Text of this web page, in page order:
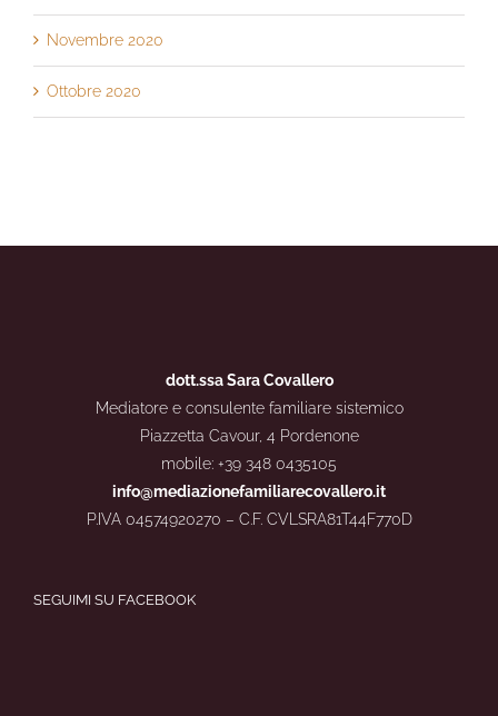
Novembre 2020
Ottobre 2020
dott.ssa Sara Covallero
Mediatore e consulente familiare sistemico
Piazzetta Cavour, 4 Pordenone
mobile: +39 348 0435105
info@mediazionefamiliarecovallero.it
P.IVA 04574920270 – C.F. CVLSRA81T44F770D
SEGUIMI SU FACEBOOK